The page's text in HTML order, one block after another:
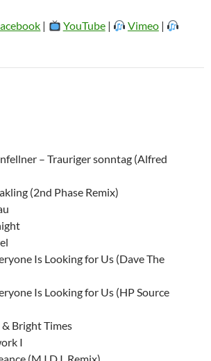
| YouTube| Vimeo|
– Trauriger sonntag (Alfred
(2nd Phase Remix)
Is Looking for Us (Dave The
Is Looking for Us (HP Source
Bright Times
I